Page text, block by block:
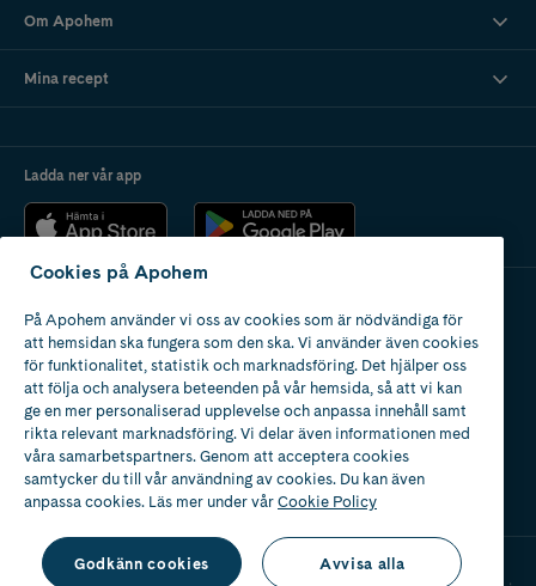
Om Apohem
Mina recept
Ladda ner vår app
Apotek med tillstånd
av Läkemedelsverket
Cookies på Apohem
På Apohem använder vi oss av cookies som är nödvändiga för
att hemsidan ska fungera som den ska. Vi använder även cookies
för funktionalitet, statistik och marknadsföring. Det hjälper oss
att följa och analysera beteenden på vår hemsida, så att vi kan
ge en mer personaliserad upplevelse och anpassa innehåll samt
rikta relevant marknadsföring. Vi delar även informationen med
våra samarbetspartners. Genom att acceptera cookies
samtycker du till vår användning av cookies. Du kan även
anpassa cookies. Läs mer under vårCookie Policy
Godkänn cookies Avvisa alla